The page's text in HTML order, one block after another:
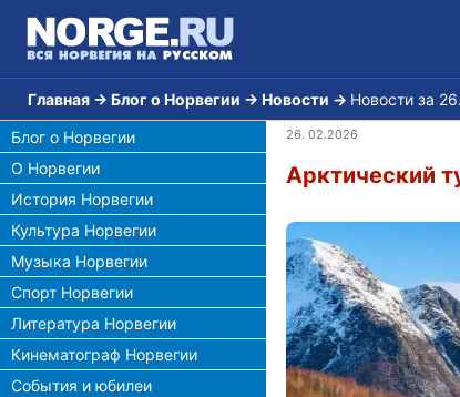
Главная → Блог о Норвегии → Новости → Новости за
Блог о Норвегии
О Норвегии
История Норвегии
Культура Норвегии
Музыка Норвегии
Спорт Норвегии
Литература Норвегии
Кинематограф Норвегии
События и юбилеи
26. 02.2026
Арктический